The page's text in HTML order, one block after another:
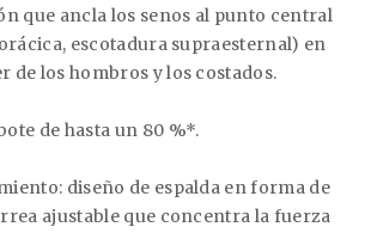
que ancla los senos al punto central
escotadura supraesternal) en
de los hombros y los costados.
de hasta un 80 %*.
diseño de espalda en forma de
ajustable que concentra la fuerza